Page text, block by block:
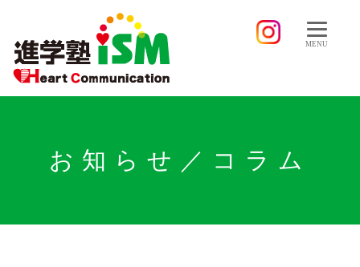
MENU
お知らせ／コラム